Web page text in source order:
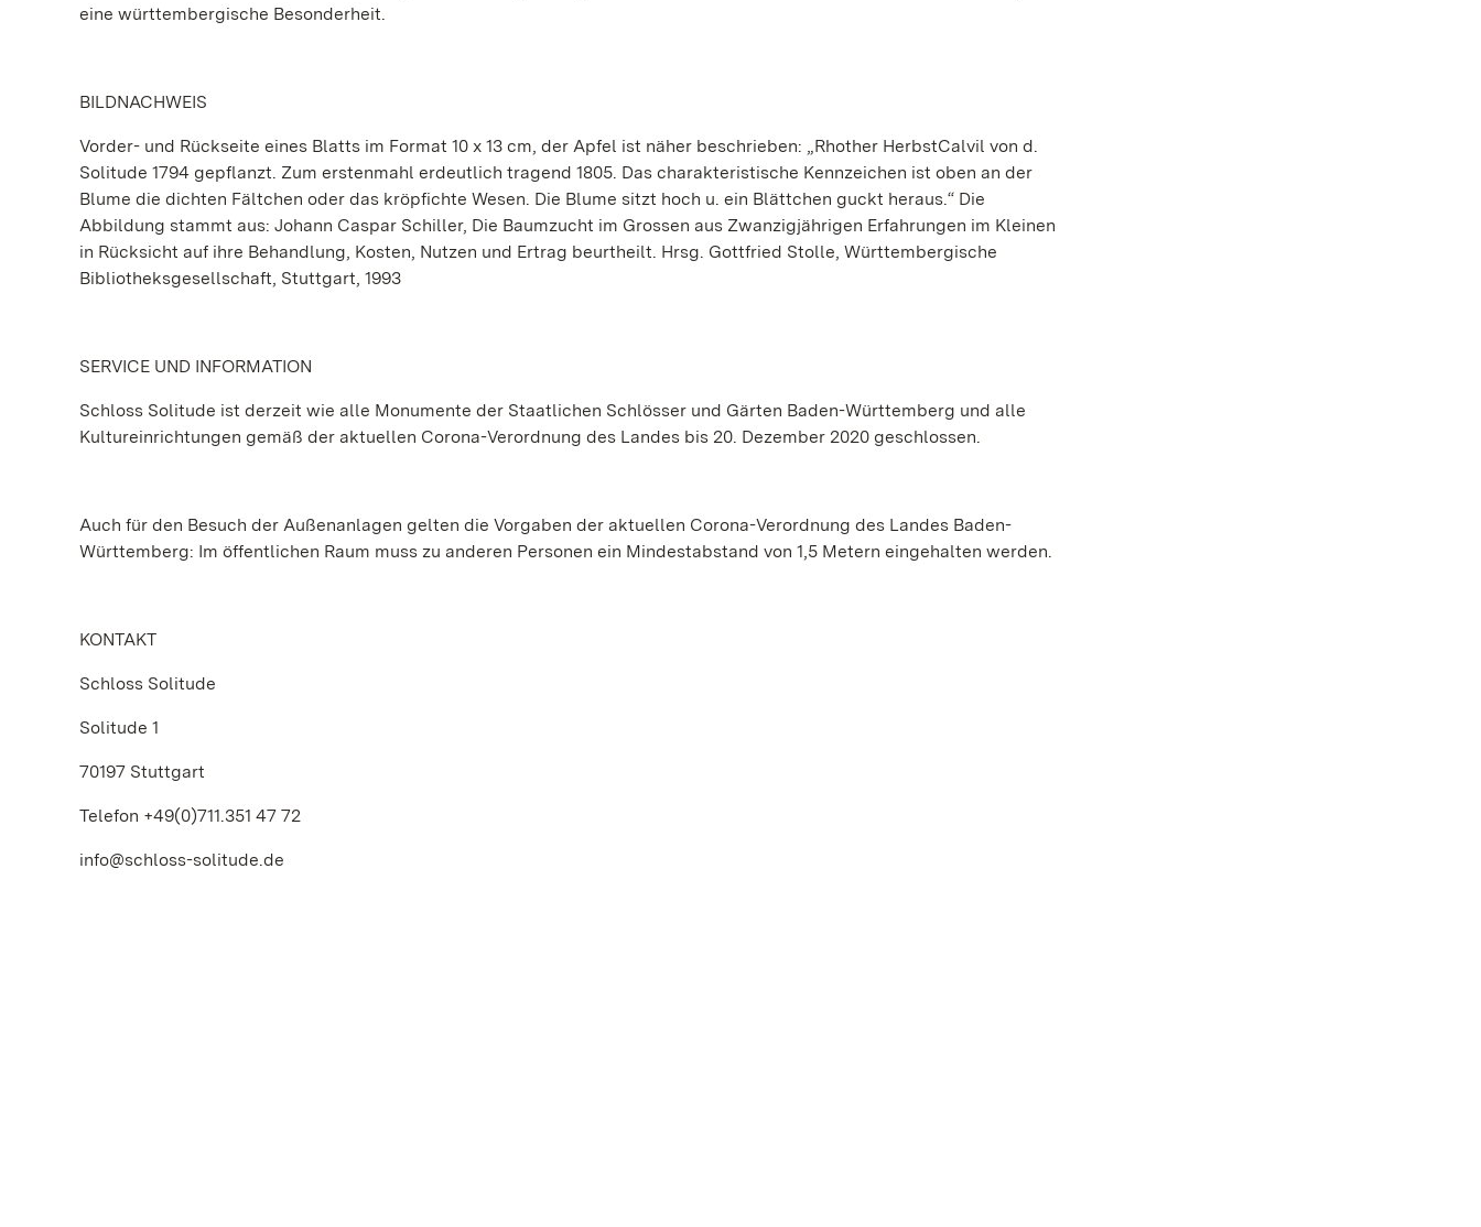
eine württembergische Besonderheit.
BILDNACHWEIS
Vorder- und Rückseite eines Blatts im Format 10 x 13 cm, der Apfel ist näher beschrieben: „Rhother HerbstCalvil von d.
Solitude 1794 gepflanzt. Zum erstenmahl erdeutlich tragend 1805. Das charakteristische Kennzeichen ist oben an der
Blume die dichten Fältchen oder das kröpfichte Wesen. Die Blume sitzt hoch u. ein Blättchen guckt heraus.“ Die
Abbildung stammt aus: Johann Caspar Schiller, Die Baumzucht im Grossen aus Zwanzigjährigen Erfahrungen im Kleinen
in Rücksicht auf ihre Behandlung, Kosten, Nutzen und Ertrag beurtheilt. Hrsg. Gottfried Stolle, Württembergische
Bibliotheksgesellschaft, Stuttgart, 1993
SERVICE UND INFORMATION
Schloss Solitude ist derzeit wie alle Monumente der Staatlichen Schlösser und Gärten Baden-Württemberg und alle
Kultureinrichtungen gemäß der aktuellen Corona-Verordnung des Landes bis 20. Dezember 2020 geschlossen.
Auch für den Besuch der Außenanlagen gelten die Vorgaben der aktuellen Corona-Verordnung des Landes Baden-
Württemberg: Im öffentlichen Raum muss zu anderen Personen ein Mindestabstand von 1,5 Metern eingehalten werden.
KONTAKT
Schloss Solitude
Solitude 1
70197 Stuttgart
Telefon +49(0)711.351 47 72
info@schloss-solitude.de